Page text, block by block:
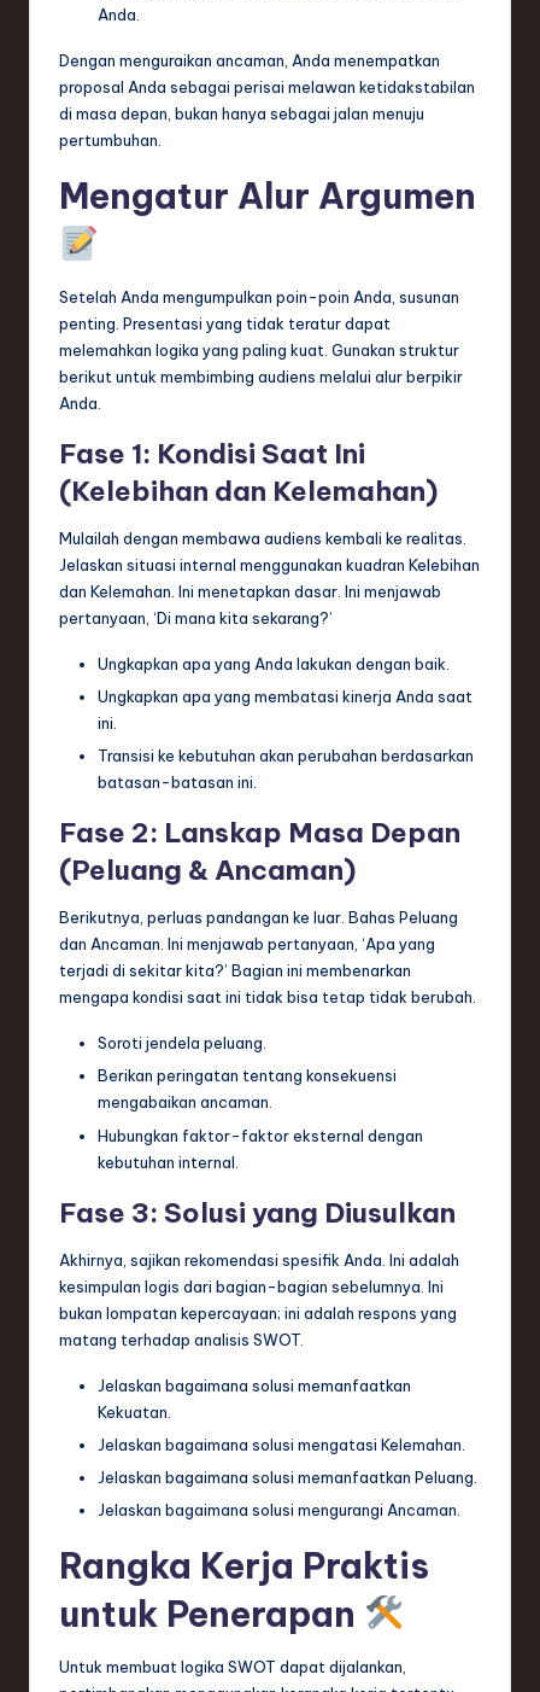
Anda.
Dengan menguraikan ancaman, Anda menempatkan
proposal Anda sebagai perisai melawan ketidakstabilan
di masa depan, bukan hanya sebagai jalan menuju
pertumbuhan.
Mengatur Alur Argumen
Setelah Anda mengumpulkan poin-poin Anda, susunan
penting. Presentasi yang tidak teratur dapat
melemahkan logika yang paling kuat. Gunakan struktur
berikut untuk membimbing audiens melalui alur berpikir
Anda.
Fase 1: Kondisi Saat Ini
(Kelebihan dan Kelemahan)
Mulailah dengan membawa audiens kembali ke realitas.
Jelaskan situasi internal menggunakan kuadran Kelebihan
dan Kelemahan. Ini menetapkan dasar. Ini menjawab
pertanyaan, ‘Di mana kita sekarang?’
Ungkapkan apa yang Anda lakukan dengan baik.
Ungkapkan apa yang membatasi kinerja Anda saat
ini.
Transisi ke kebutuhan akan perubahan berdasarkan
batasan-batasan ini.
Fase 2: Lanskap Masa Depan
(Peluang & Ancaman)
Berikutnya, perluas pandangan ke luar. Bahas Peluang
dan Ancaman. Ini menjawab pertanyaan, ‘Apa yang
terjadi di sekitar kita?’ Bagian ini membenarkan
mengapa kondisi saat ini tidak bisa tetap tidak berubah.
Soroti jendela peluang.
Berikan peringatan tentang konsekuensi
mengabaikan ancaman.
Hubungkan faktor-faktor eksternal dengan
kebutuhan internal.
Fase 3: Solusi yang Diusulkan
Akhirnya, sajikan rekomendasi spesifik Anda. Ini adalah
kesimpulan logis dari bagian-bagian sebelumnya. Ini
bukan lompatan kepercayaan; ini adalah respons yang
matang terhadap analisis SWOT.
Jelaskan bagaimana solusi memanfaatkan
Kekuatan.
Jelaskan bagaimana solusi mengatasi Kelemahan.
Jelaskan bagaimana solusi memanfaatkan Peluang.
Jelaskan bagaimana solusi mengurangi Ancaman.
Rangka Kerja Praktis
untuk Penerapan
Untuk membuat logika SWOT dapat dijalankan,